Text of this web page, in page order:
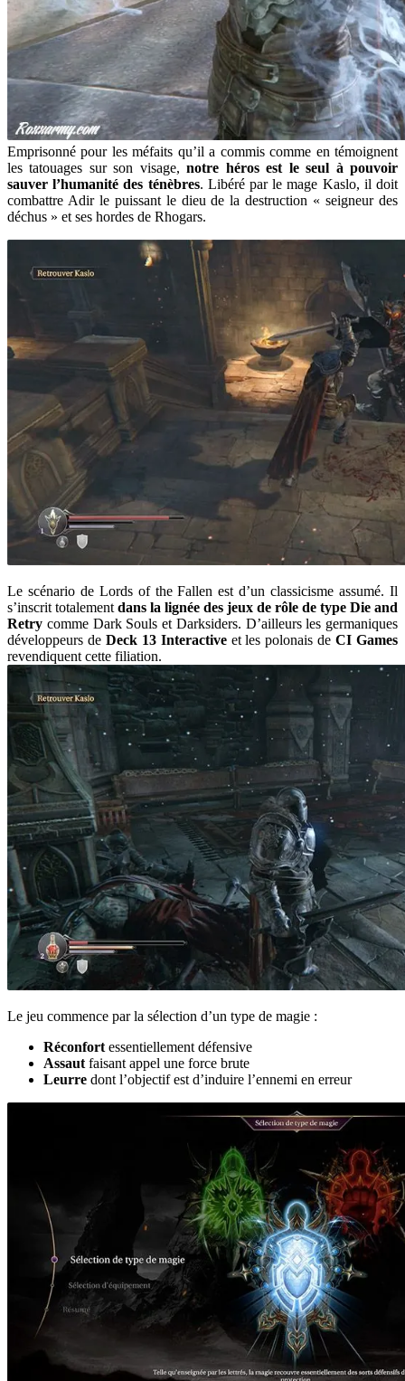
Emprisonné pour les méfaits qu’il a commis comme en témoignent
les tatouages sur son visage,notre héros est le seul à pouvoir
sauver l’humanité des ténèbres. Libéré par le mage Kaslo, il doit
combattre Adir le puissant le dieu de la destruction « seigneur des
déchus » et ses hordes de Rhogars.
Le scénario de Lords of the Fallen est d’un classicisme assumé. Il
s’inscrit totalement dans la lignée des jeux de rôle de type Die and
Retry comme Dark Souls et Darksiders. D’ailleurs les germaniques
développeurs de Deck 13 Interactiveet les polonais deCI Games
revendiquent cette filiation.
Le jeu commence par la sélection d’un type de magie :
Réconfort essentiellement défensive
Assaut faisant appel une force brute
Leurre dont l’objectif est d’induire l’ennemi en erreur